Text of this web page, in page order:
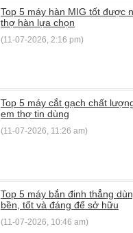
Top 5 máy hàn MIG tốt được
thợ hàn lựa chọn
(11-07-2026, 2:16 pm)
Top 5 máy cắt gạch chất
em thợ tin dùng
(11-07-2026, 11:26 am)
Top 5 máy bắn đinh thẳng
bền, tốt và đáng để sở hữu
(11-07-2026, 10:46 am)